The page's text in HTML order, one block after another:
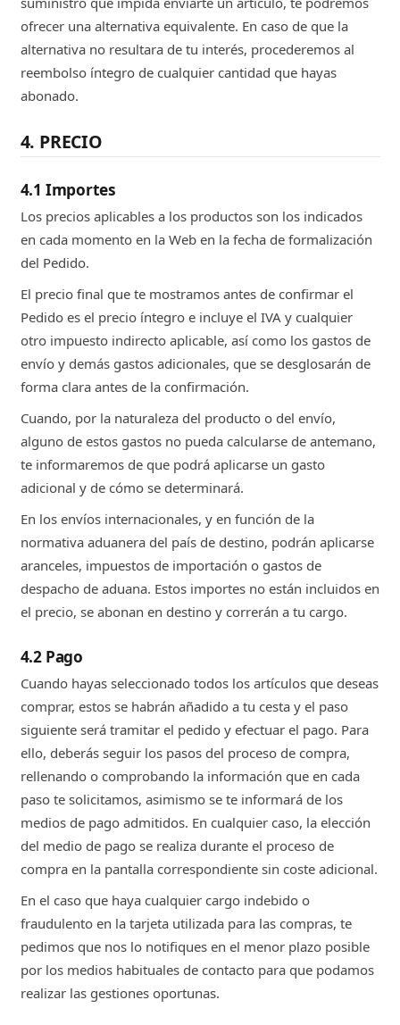
ofrecer una alternativa equivalente. En caso de que la
alternativa no resultara de tu interés, procederemos al
reembolso íntegro de cualquier cantidad que hayas
abonado.
4. PRECIO
4.1 Importes
Los precios aplicables a los productos son los indicados
en cada momento en la Web en la fecha de formalización
del Pedido.
El precio final que te mostramos antes de confirmar el
Pedido es el precio íntegro e incluye el IVA y cualquier
otro impuesto indirecto aplicable, así como los gastos de
envío y demás gastos adicionales, que se desglosarán de
forma clara antes de la confirmación.
Cuando, por la naturaleza del producto o del envío,
alguno de estos gastos no pueda calcularse de antemano,
te informaremos de que podrá aplicarse un gasto
adicional y de cómo se determinará.
En los envíos internacionales, y en función de la
normativa aduanera del país de destino, podrán aplicarse
aranceles, impuestos de importación o gastos de
despacho de aduana. Estos importes no están incluidos en
el precio, se abonan en destino y correrán a tu cargo.
4.2 Pago
Cuando hayas seleccionado todos los artículos que deseas
comprar, estos se habrán añadido a tu cesta y el paso
siguiente será tramitar el pedido y efectuar el pago. Para
ello, deberás seguir los pasos del proceso de compra,
rellenando o comprobando la información que en cada
paso te solicitamos, asimismo se te informará de los
medios de pago admitidos. En cualquier caso, la elección
del medio de pago se realiza durante el proceso de
compra en la pantalla correspondiente sin coste adicional.
En el caso que haya cualquier cargo indebido o
fraudulento en la tarjeta utilizada para las compras, te
pedimos que nos lo notifiques en el menor plazo posible
por los medios habituales de contacto para que podamos
realizar las gestiones oportunas.